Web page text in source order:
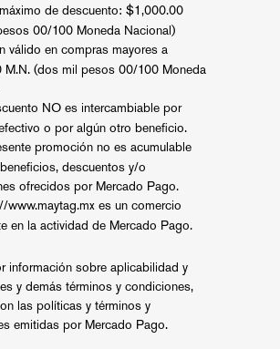
de descuento: $1,000.00
00/100 Moneda Nacional)
válido en compras mayores a
M.N. (dos mil pesos 00/100 Moneda
NO es intercambiable por
o por algún otro beneficio.
promoción no es acumulable
descuentos y/o
ofrecidos por Mercado Pago.
www.maytag.mx es un comercio
en la actividad de Mercado Pago.
información sobre aplicabilidad y
y demás términos y condiciones,
las políticas y términos y
emitidas por Mercado Pago.